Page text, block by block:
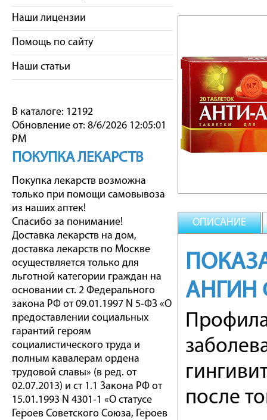
Наши лицензии
Помощь по сайту
Наши статьи
В каталоге: 12192
Обновление от: 8/6/2026 12:05:01
PM
ПОКУПКА ЛЕКАРСТВ
Покупка лекарств возможна
только при помощи самовывоза
из наших аптек!
Спасибо за понимание!
Доставка лекарств на дом,
доставка лекарств по Москве
осуществляется только для
льготной категории граждан на
основании ст. 2 Федерального
закона РФ от 09.01.1997 N 5-ФЗ «О
предоставлении социальных
гарантий героям
социалистического труда и
полным кавалерам ордена
трудовой славы» (в ред. от
02.07.2013) и ст 1.1 Закона РФ от
15.01.1993 N 4301-1 «О статусе
Героев Советского Союза, Героев
ОПИСАНИЕ
АНГИН
после